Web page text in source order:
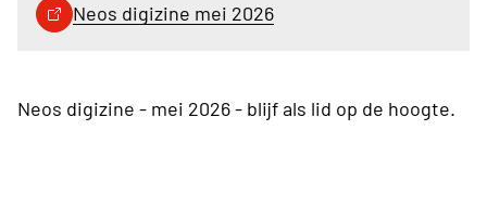
Neos digizine mei 2026
Neos digizine - mei 2026 - blijf als lid op de hoogte.